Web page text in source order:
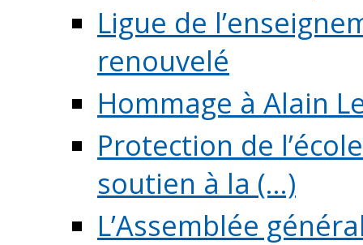
Ligue de
renouvelé
Hommage à Alain
Protection de
soutien à la (...)
L’Assemblée